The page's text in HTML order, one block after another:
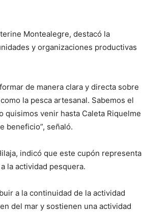
Montealegre, destacó la
y organizaciones productivas
de manera clara y directa sobre
la pesca artesanal. Sabemos el
venir hasta Caleta Riquelme
beneficio”, señaló.
indicó que este cupón representa
la actividad pesquera.
a la continuidad de la actividad
del mar y sostienen una actividad